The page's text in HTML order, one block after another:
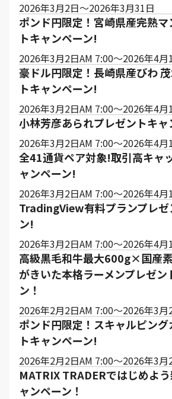
2026年3月2日～2026年3月31日
ポンド円限定！宮崎県産完熟
トキャンペーン!
2026年3月2日AM 7:00～2026年4月
豪ドル円限定！長崎県産びわ
トキャンペーン!
2026年3月2日AM 7:00～2026年4月
小林芳彦あられプレゼントキャ
2026年3月2日AM 7:00～2026年4月
全41通貨ペア対象!取引高キャ
ャンペーン!
2026年3月2日AM 7:00～2026年4月
TradingView有料プランプレゼ
ン!
2026年3月2日AM 7:00～2026年4月
高級黒毛和牛最大600g×国産素
がきいた本格ラーメンプレゼン
ン！
2026年2月2日AM 7:00～2026年3月
ポンド円限定！スキャルピン
トキャンペーン!
2026年2月2日AM 7:00～2026年3月
MATRIX TRADERではじめよ
ャンペーン！